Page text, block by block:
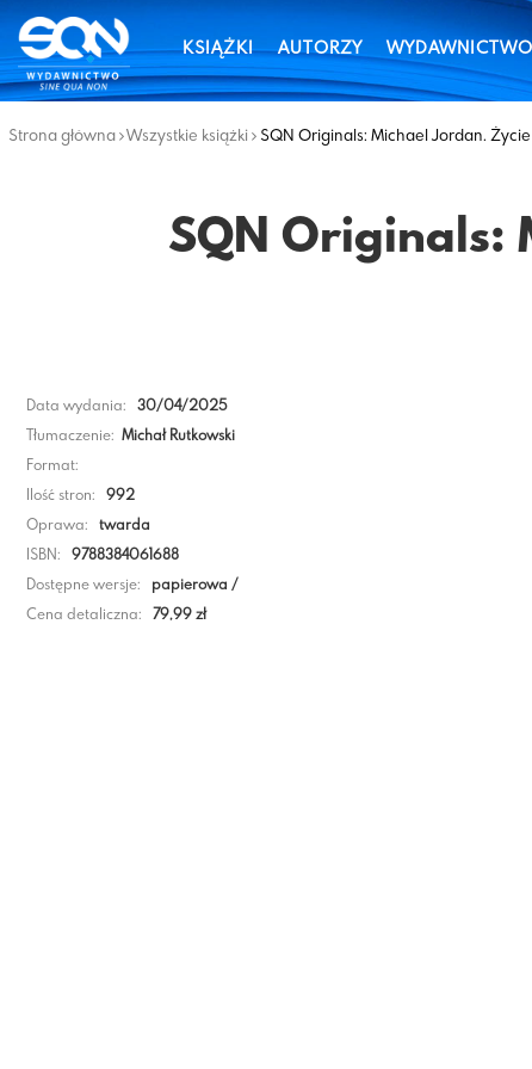
KSIĄŻKI AUTORZY
Strona główna Wszystkie książki SQN Originals: Michael Jordan.
SQN Originals:
Data wydania:
30/04/2025
Tłumaczenie: Michał Rutkowski
Format:
Ilość stron:
992
Oprawa:
twarda
ISBN:
9788384061688
Dostępne wersje:
papierowa /
Cena detaliczna:
79,99 zł